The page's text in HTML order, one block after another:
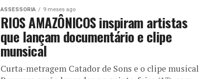
ASSESSORIA 9 meses ago
RIOS AMAZÔNICOS inspiram artistas
que lançam documentário e clipe
munsical
Curta-metragem Catador de Sons e o clipe musical